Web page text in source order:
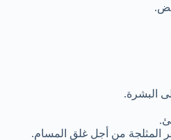
البشرة.
المثلجة من أجل غلق المسام.